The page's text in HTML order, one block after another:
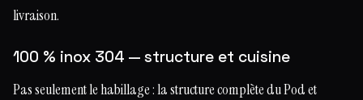
livraison.
100 % inox 304 — structure et cuisine
Pas seulement le habillage : la structure complète du Pod et